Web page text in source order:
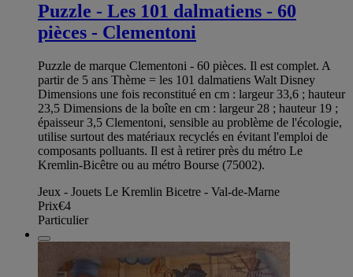
Puzzle - Les 101 dalmatiens - 60
pièces - Clementoni
Puzzle de marque Clementoni - 60 pièces. Il est complet. A
partir de 5 ans Thème = les 101 dalmatiens Walt Disney
Dimensions une fois reconstitué en cm : largeur 33,6 ; hauteur
23,5 Dimensions de la boîte en cm : largeur 28 ; hauteur 19 ;
épaisseur 3,5 Clementoni, sensible au problème de l'écologie,
utilise surtout des matériaux recyclés en évitant l'emploi de
composants polluants. Il est à retirer près du métro Le
Kremlin-Bicêtre ou au métro Bourse (75002).
Jeux - Jouets Le Kremlin Bicetre - Val-de-Marne
Prix€4
Particulier